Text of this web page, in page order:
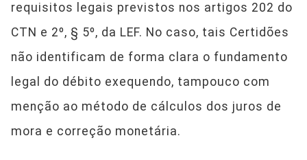
requisitos legais previstos nos artigos 202 do
CTN e 2º, § 5º, da LEF. No caso, tais Certidões
não identificam de forma clara o fundamento
legal do débito exequendo, tampouco com
menção ao método de cálculos dos juros de
mora e correção monetária.